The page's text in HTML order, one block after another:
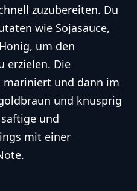
zuzubereiten. Du
wie Sojasauce,
um den
erzielen. Die
mariniert und dann im
und knusprig
und
mit einer